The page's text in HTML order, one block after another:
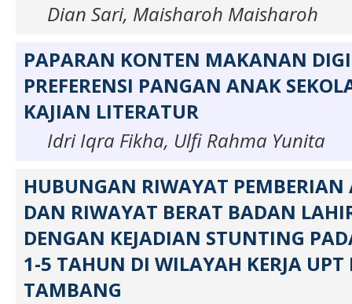
Dian Sari, Maisharoh Maisharoh
PAPARAN KONTEN MAKANAN
PREFERENSI PANGAN ANAK
KAJIAN LITERATUR
Idri Iqra Fikha, Ulfi Rahma Yunita
HUBUNGAN RIWAYAT PEMBERIAN
DAN RIWAYAT BERAT BADAN
DENGAN KEJADIAN STUNTING
1-5 TAHUN DI WILAYAH KERJA UPT
TAMBANG